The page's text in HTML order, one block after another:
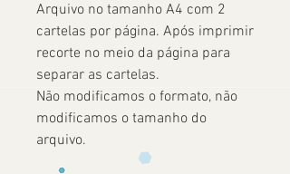
Arquivo no tamanho A4 com 2
cartelas por página. Após imprimir
recorte no meio da página para
separar as cartelas.
Não modificamos o formato, não
modificamos o tamanho do
arquivo.